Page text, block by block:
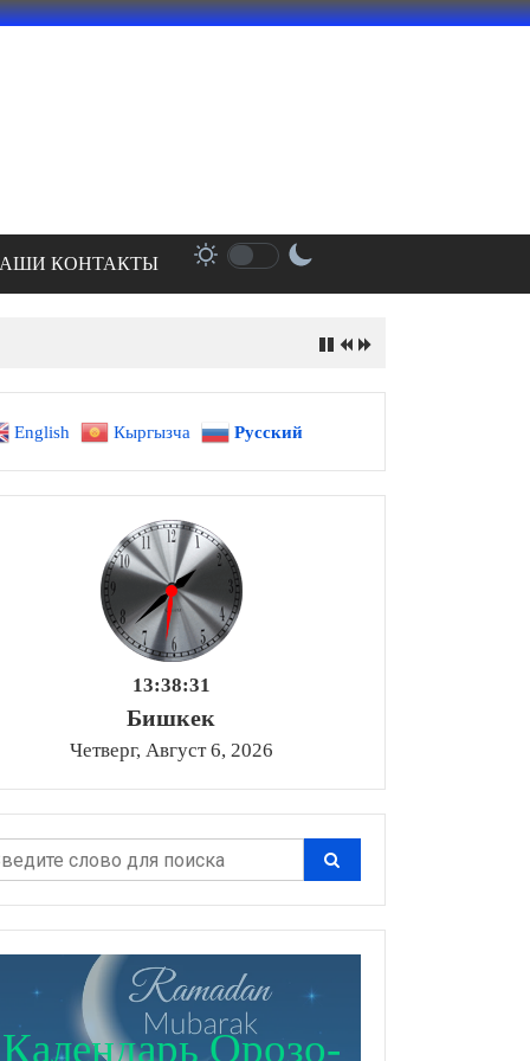
КОНТАКТЫ
English Кыргызча Русский
13:38:32
Бишкек
Четверг, Август 6, 2026
Календарь Орозо-